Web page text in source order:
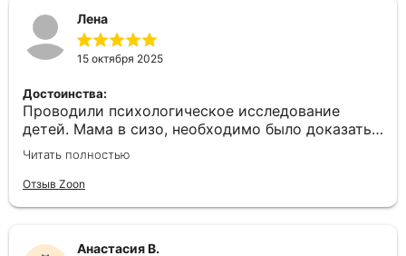
Лена
15 октября 2025
Достоинства:
Проводили психологическое исследование
детей. Мама в сизо, необходимо было доказать
важность ее присутствия в жизни детей. Все
прошло замечательно, специалист грамотный.
Надеемся на благоприятный исход
Читать полностью
Отзыв Zoon
Анастасия В.